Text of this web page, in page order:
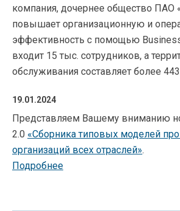
компания, дочернее общество ПАО
повышает организационную и
эффективность с помощью
входит 15 тыс. сотрудников, а
обслуживания составляет более
19.01.2024
Представляем Вашему вниманию
2.0 «Сборника типовых моделей
организаций всех отраслей».
Подробнее